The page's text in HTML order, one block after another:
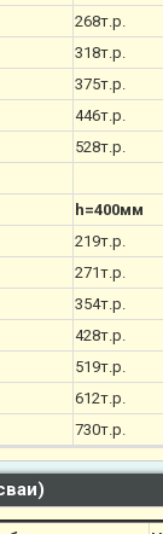
268т.р.
318т.р.
375т.р.
446т.р.
528т.р.
h=400мм
219т.р.
271т.р.
354т.р.
428т.р.
519т.р.
612т.р.
730т.р.